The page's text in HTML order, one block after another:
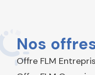
Nos
Offre FLM